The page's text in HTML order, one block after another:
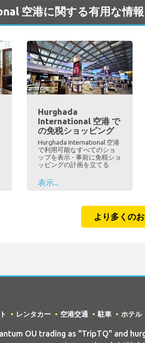
空港に関する有用な情報
Hurghada
International 空港 で
の免税ショッピング
Hurghada International 空港
で利用可能なすべてのショ
ップを表示 - 事前に免税ショ
ッピングの計画を立てる
表示...
より多くの
レンタカー 空港交通 駐車 ホテル
OU trading as "TripTQ" and